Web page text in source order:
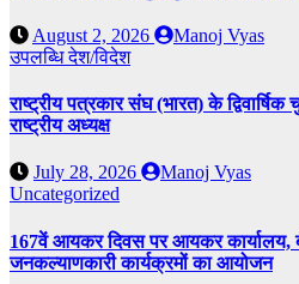
August 2, 2026
Manoj Vyas
उपलब्धिदेश/विदेश
राष्ट्रीय पत्रकार संघ (भारत) के
राष्ट्रीय अध्यक्ष
July 28, 2026
Manoj Vyas
Uncategorized
167वें आयकर दिवस पर आयकर कार्यालय,
जनकल्याणकारी कार्यक्रमों का आयोजन